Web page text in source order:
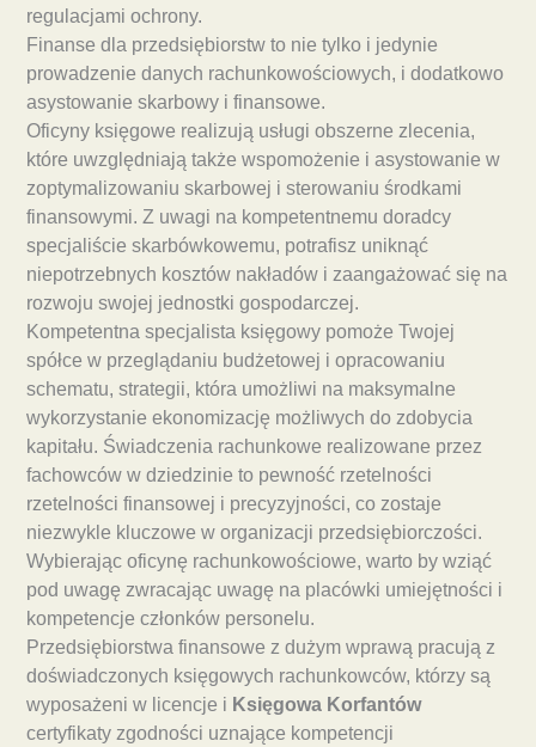
regulacjami ochrony.
Finanse dla przedsiębiorstw to nie tylko i jedynie
prowadzenie danych rachunkowościowych, i dodatkowo
asystowanie skarbowy i finansowe.
Oficyny księgowe realizują usługi obszerne zlecenia,
które uwzględniają także wspomożenie i asystowanie w
zoptymalizowaniu skarbowej i sterowaniu środkami
finansowymi. Z uwagi na kompetentnemu doradcy
specjaliście skarbówkowemu, potrafisz uniknąć
niepotrzebnych kosztów nakładów i zaangażować się na
rozwoju swojej jednostki gospodarczej.
Kompetentna specjalista księgowy pomoże Twojej
spółce w przeglądaniu budżetowej i opracowaniu
schematu, strategii, która umożliwi na maksymalne
wykorzystanie ekonomizację możliwych do zdobycia
kapitału. Świadczenia rachunkowe realizowane przez
fachowców w dziedzinie to pewność rzetelności
rzetelności finansowej i precyzyjności, co zostaje
niezwykle kluczowe w organizacji przedsiębiorczości.
Wybierając oficynę rachunkowościowe, warto by wziąć
pod uwagę zwracając uwagę na placówki umiejętności i
kompetencje członków personelu.
Przedsiębiorstwa finansowe z dużym wprawą pracują z
doświadczonych księgowych rachunkowców, którzy są
wyposażeni w licencje i Księgowa Korfantów
certyfikaty zgodności uznające kompetencji